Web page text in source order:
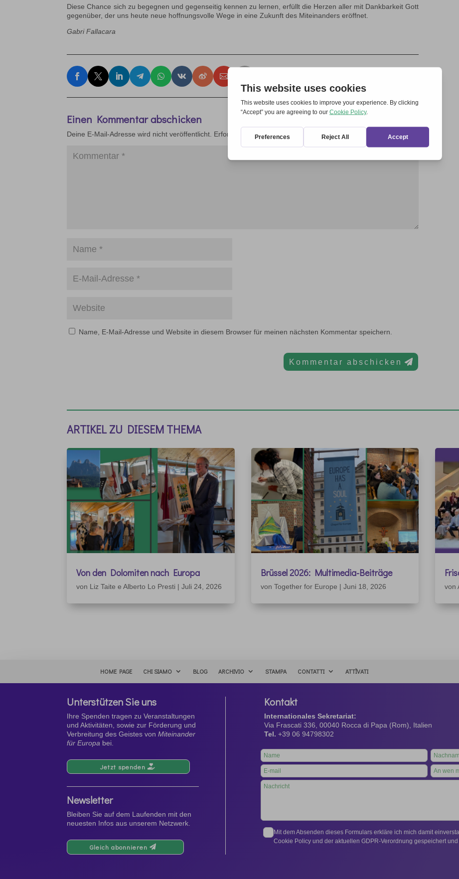
Diese Chance sich zu begegnen und gegenseitig kennen zu lernen, erfüllt die Herzen aller mit Dankbarkeit Gott
gegenüber, der uns heute neue hoffnungsvolle Wege in eine Zukunft des Miteinanders eröffnet.
Gabri Fallacara
Einen Kommentar abschicken
Deine E-Mail-Adresse wird nicht veröffentlicht. Erforderliche Felder sind mit markiert
Name, E-Mail-Adresse und Website in diesem Browser für meinen nächsten Kommentar speichern.
Kommentar abschicken
ARTIKEL ZU DIESEM THEMA
Von den Dolomiten nach Europa
von Liz Taite e Alberto Lo Presti |Juli 24, 2026
Brüssel 2026: Multimedia-Beiträge
von Together for Europe | Juni 18, 2026 von
HOME PAGE CHI SIAMO BLOG ARCHIVIO STAMPA CONTATTI ATTÌVATI
Unterstützen Sie uns
Ihre Spenden tragen zu Veranstaltungen
und Aktivitäten, sowie zur Förderung und
Verbreitung des Geistes vonMiteinander
für Europa bei.
Jetzt spenden
Newsletter
Bleiben Sie auf dem Laufenden mit den
neuesten Infos aus unserem Netzwerk.
Gleich abonnieren
Kontakt
Internationales Sekretariat:
Via Frascati 336, 00040 Rocca di Papa (Rom), Italien
Tel. +39 06 94798302
Leave
this
field
blank
Mit dem Absenden dieses Formulars erkläre ich mich damit
Cookie Policy und der aktuellen GDPR-Verordnung gespeichert und